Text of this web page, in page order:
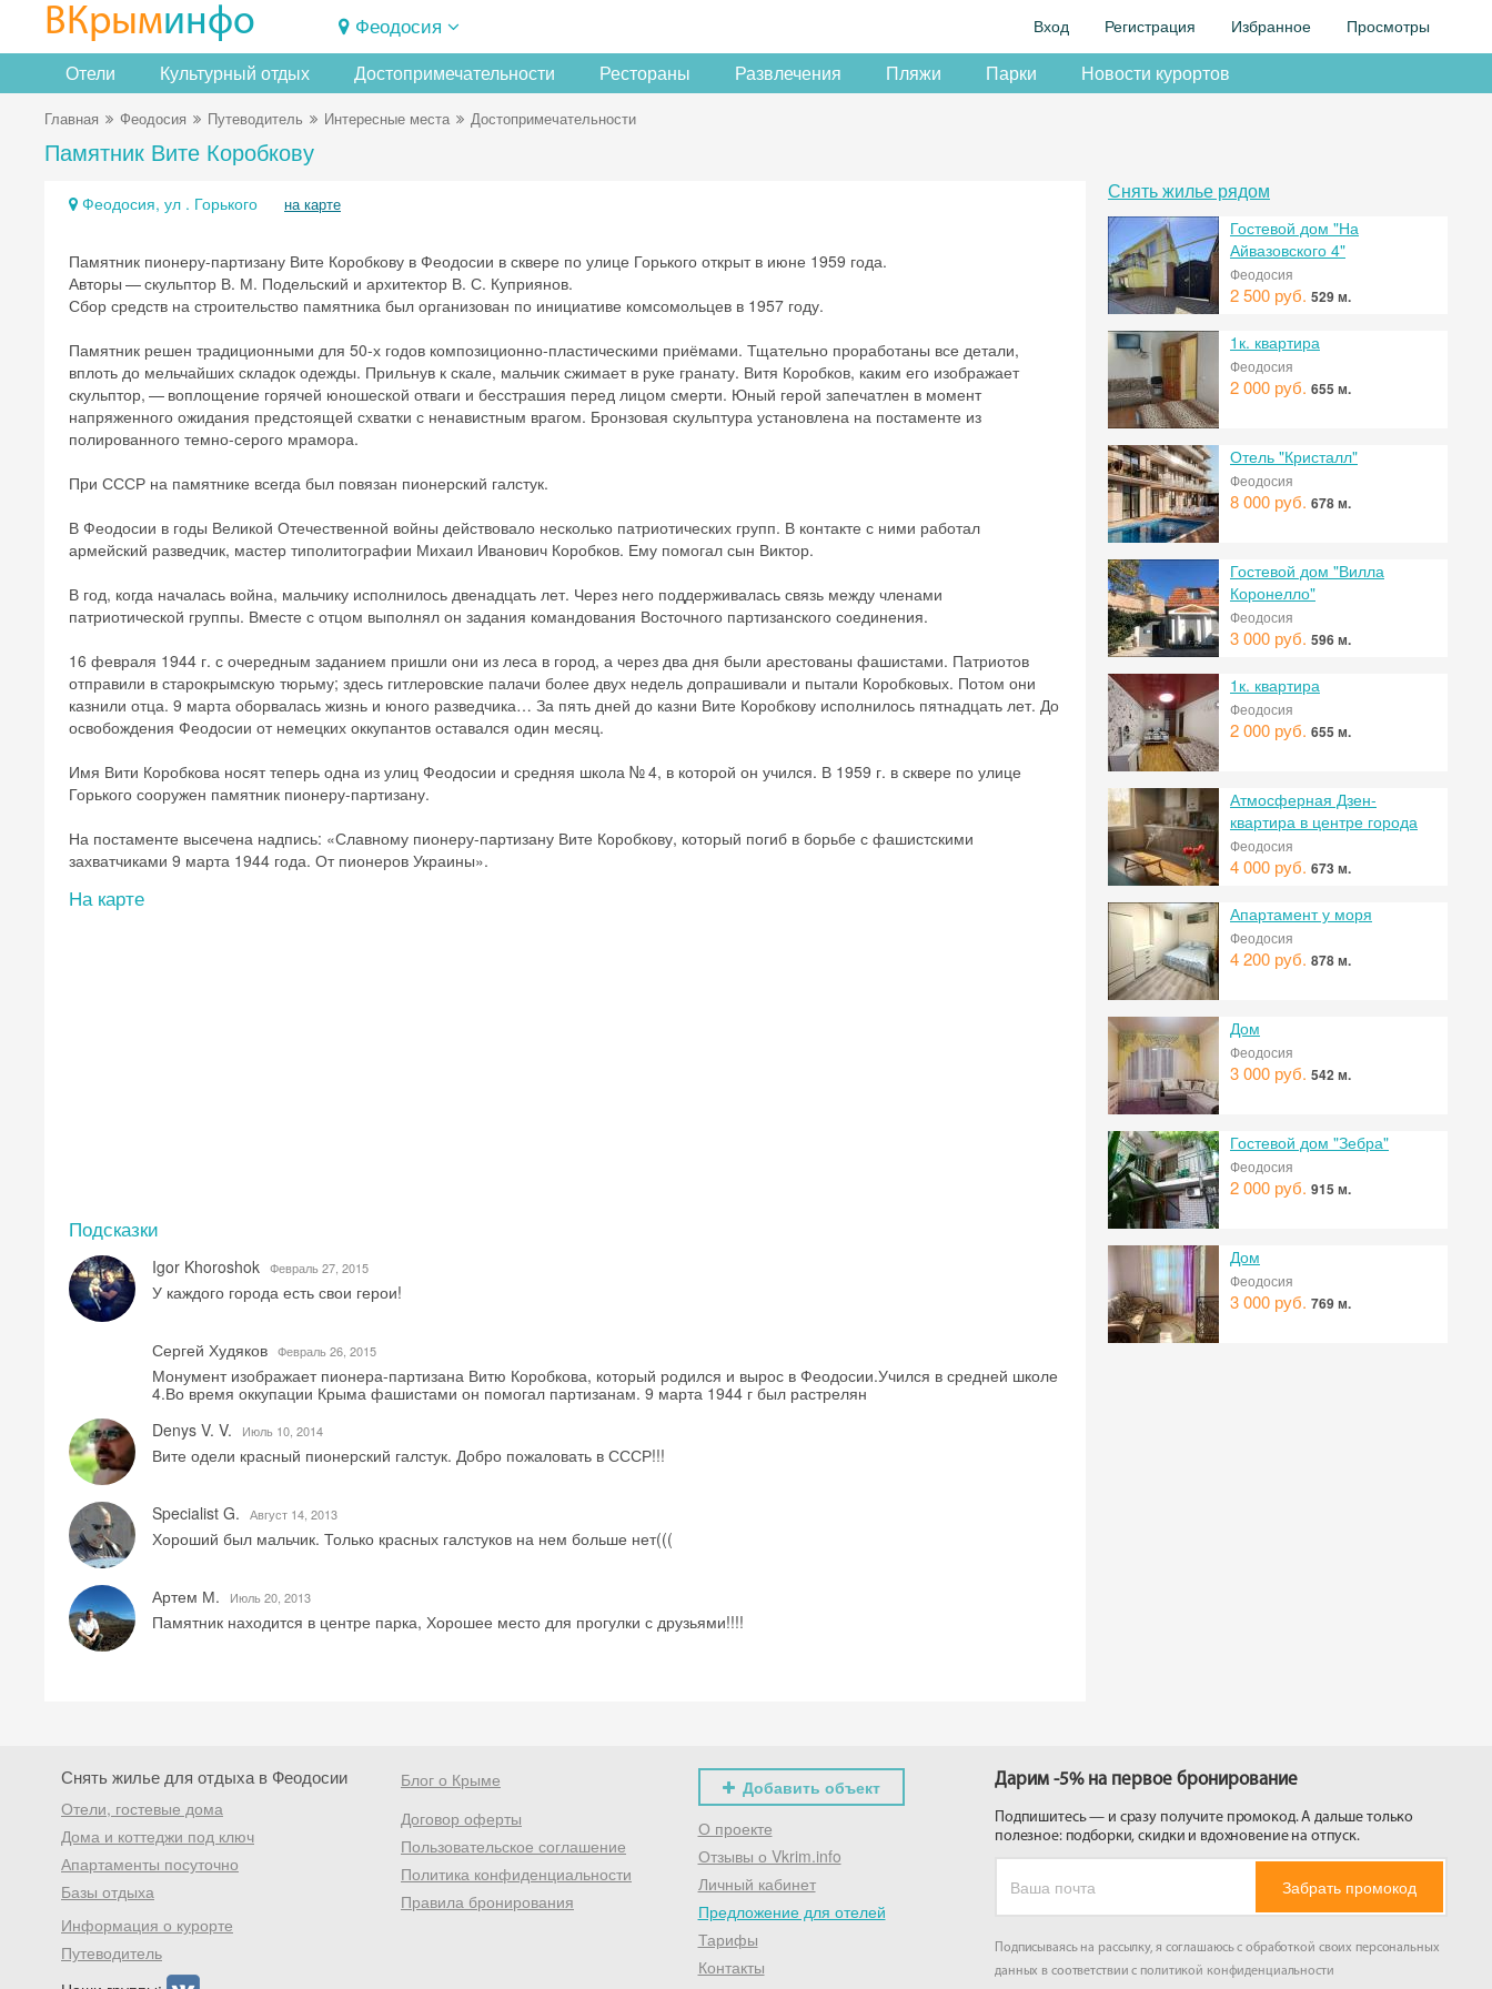
ВКрыминфо Феодосия Вход Регистрация Избранное Просмотры
Отели Культурный отдых Достопримечательности Рестораны Развлечения Пляжи Парки Новости курортов
Главная Феодосия Путеводитель Интересные места Достопримечательности
Памятник Вите Коробкову
Феодосия, ул . Горького на карте
Памятник пионеру-партизану Вите Коробкову в Феодосии в сквере по улице Горького открыт в июне 1959 года.
Авторы — скульптор В. М. Подельский и архитектор В. С. Куприянов.
Сбор средств на строительство памятника был организован по инициативе комсомольцев в 1957 году.
Памятник решен традиционными для 50-х годов композиционно-пластическими приёмами. Тщательно проработаны все детали,
вплоть до мельчайших складок одежды. Прильнув к скале, мальчик сжимает в руке гранату. Витя Коробков, каким его изображает
скульптор, — воплощение горячей юношеской отваги и бесстрашия перед лицом смерти. Юный герой запечатлен в момент
напряженного ожидания предстоящей схватки с ненавистным врагом. Бронзовая скульптура установлена на постаменте из
полированного темно-серого мрамора.
При СССР на памятнике всегда был повязан пионерский галстук.
В Феодосии в годы Великой Отечественной войны действовало несколько патриотических групп. В контакте с ними работал
армейский разведчик, мастер типолитографии Михаил Иванович Коробков. Ему помогал сын Виктор.
В год, когда началась война, мальчику исполнилось двенадцать лет. Через него поддерживалась связь между членами
патриотической группы. Вместе с отцом выполнял он задания командования Восточного партизанского соединения.
16 февраля 1944 г. с очередным заданием пришли они из леса в город, а через два дня были арестованы фашистами. Патриотов
отправили в старокрымскую тюрьму; здесь гитлеровские палачи более двух недель допрашивали и пытали Коробковых. Потом они
казнили отца. 9 марта оборвалась жизнь и юного разведчика… За пять дней до казни Вите Коробкову исполнилось пятнадцать лет. До
освобождения Феодосии от немецких оккупантов оставался один месяц.
Имя Вити Коробкова носят теперь одна из улиц Феодосии и средняя школа № 4, в которой он учился. В 1959 г. в сквере по улице
Горького сооружен памятник пионеру-партизану.
На постаменте высечена надпись: «Славному пионеру-партизану Вите Коробкову, который погиб в борьбе с фашистскими
захватчиками 9 марта 1944 года. От пионеров Украины».
На карте
Подсказки
Igor Khoroshok Февраль 27, 2015
У каждого города есть свои герои!
Сергей Худяков Февраль 26, 2015
Монумент изображает пионера-партизана Витю Коробкова, который родился и вырос в Феодосии.Учился в средней школе
4.Во время оккупации Крыма фашистами он помогал партизанам. 9 марта 1944 г был растрелян
Denys V. V.
Июль 10, 2014
Вите одели красный пионерский галстук. Добро пожаловать в СССР!!!
Specialist G. Август 14, 2013
Хороший был мальчик. Только красных галстуков на нем больше нет(((
Артем М. Июль 20, 2013
Памятник находится в центре парка, Хорошее место для прогулки с друзьями!!!!
Снять жилье рядом
Гостевой дом "На
Айвазовского 4"
Феодосия
2 500 руб. 529 м.
1к. квартира
Феодосия
2 000 руб. 655 м.
Отель "Кристалл"
Феодосия
8 000 руб. 678 м.
Гостевой дом "Вилла
Коронелло"
Феодосия
3 000 руб. 596 м.
1к. квартира
Феодосия
2 000 руб. 655 м.
Атмосферная Дзен-
квартира в центре города
Феодосия
4 000 руб. 673 м.
Апартамент у моря
Феодосия
4 200 руб. 878 м.
Дом
Феодосия
3 000 руб. 542 м.
Гостевой дом "Зебра"
Феодосия
2 000 руб. 915 м.
Дом
Феодосия
3 000 руб. 769 м.
Снять жилье для отдыха в Феодосии
Отели, гостевые дома
Дома и коттеджи под ключ
Апартаменты посуточно
Базы отдыха
Информация о курорте
Путеводитель
Блог о Крыме
Договор оферты
Пользовательское соглашение
Политика конфиденциальности
Правила бронирования
Добавить объект
О проекте
Отзывы о Vkrim.info
Личный кабинет
Предложение для отелей
Тарифы
Контакты
Дарим -5% на первое бронирование
Подпишитесь — и сразу получите промокод. А дальше только
полезное: подборки, скидки и вдохновение на отпуск.
Забрать промокод
Подписываясь на рассылку, я соглашаюсь с обработкой своих персональных
данных в соответствии с политикой конфиденциальности